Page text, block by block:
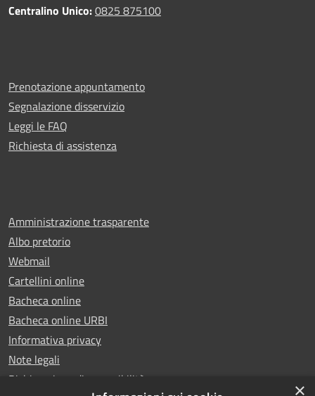
Centralino Unico:0825 875100
Prenotazione appuntamento
Segnalazione disservizio
Leggi le FAQ
Richiesta di assistenza
Amministrazione trasparente
Albo pretorio
Webmail
Cartellini online
Bacheca online
Bacheca online URBI
Informativa privacy
Note legali
Dichiarazione di accessibilità
×